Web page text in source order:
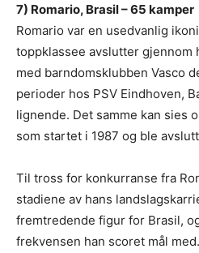
7) Romario, Brasil – 65 kamper
Romario var en usedvanlig
toppklassee avslutter gjennom
med barndomsklubben Vasco
perioder hos PSV Eindhoven,
lignende. Det samme kan sies
som startet i 1987 og ble
Til tross for konkurranse fra
stadiene av hans
fremtredende figur for Brasil,
frekvensen han scoret mål